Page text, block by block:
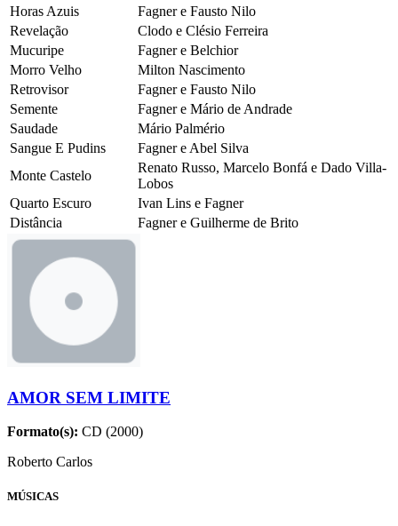
Horas Azuis
Fagner e Fausto Nilo
Revelação
Clodo e Clésio Ferreira
Mucuripe
Fagner e Belchior
Morro Velho
Milton Nascimento
Retrovisor
Fagner e Fausto Nilo
Semente
Fagner e Mário de Andrade
Saudade
Mário Palmério
Sangue E Pudins
Fagner e Abel Silva
Monte Castelo
Renato Russo, Marcelo Bonfá e Dado Villa-
Lobos
Quarto Escuro
Ivan Lins e Fagner
Distância
Fagner e Guilherme de Brito
AMOR SEM LIMITE
Formato(s): CD (2000)
Roberto Carlos
MÚSICAS